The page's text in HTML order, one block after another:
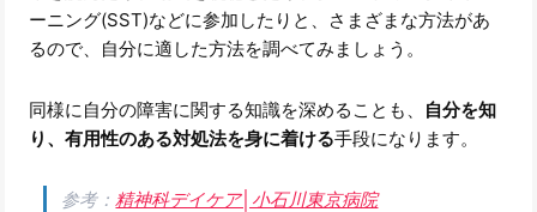
ーニング(SST)などに参加したりと、さまざまな方法があ
るので、自分に適した方法を調べてみましょう。
同様に自分の障害に関する知識を深めることも、 自分を知
り、有用性のある対処法を身に着ける手段になります。
参考：精神科デイケア│小石川東京病院